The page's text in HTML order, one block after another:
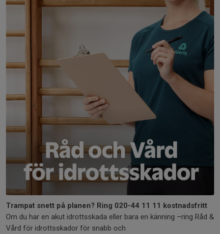
Trampat snett på planen? Ring 020-44 11 11 kostnadsfritt
Om du har en akut idrottsskada eller bara en känning –ring Råd &
Vård för idrottsskador för snabb och